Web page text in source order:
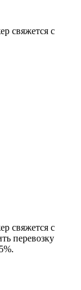
свяжется с
свяжется с
перевозку